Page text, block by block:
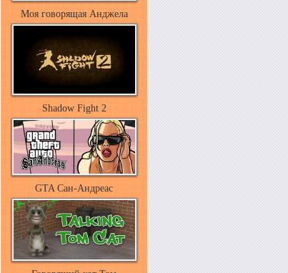
Моя говорящая Анджела
Shadow Fight 2
GTA Сан-Андреас